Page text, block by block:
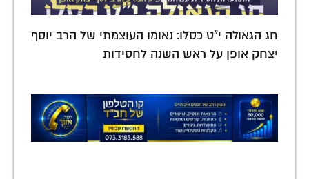
חג הגאולה י"ט כסלו: נאומו העוצמתי של הרב יוסף
יצחק אופן על ראש השנה לחסידות